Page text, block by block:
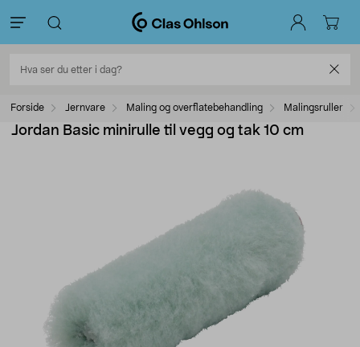
Forside Jernvare Maling og overflatebehandling Malingsruller
Jordan Basic minirulle til vegg og tak 10 cm